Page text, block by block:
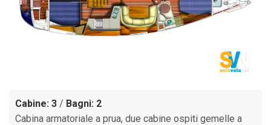
Cabine: 3 / Bagni: 2
Cabina armatoriale a prua, due cabine ospiti gemelle a